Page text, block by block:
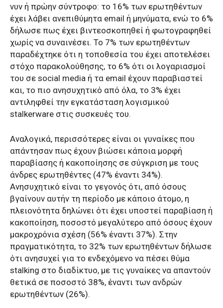
νυν ή πρώην σύντροφο: το 16% των ερωτηθέντων
έχει λάβει ανεπιθύμητα email ή μηνύματα, ενώ το 6%
δήλωσε πως έχει βιντεοσκοπηθεί ή φωτογραφηθεί
χωρίς να συναινέσει. Το 7% των ερωτηθέντων
παραδέχτηκε ότι η τοποθεσία του έχει αποτελέσει
στόχο παρακολούθησης, το 6% ότι οι λογαριασμοί
του σε social media ή τα email έχουν παραβιαστεί
και, το πιο ανησυχητικό από όλα, το 3% έχει
αντιληφθεί την εγκατάσταση λογισμικού
stalkerware στις συσκευές του.
Αναλογικά, περισσότερες είναι οι γυναίκες που
απάντησαν πως έχουν βιώσει κάποια μορφή
παραβίασης ή κακοποίησης σε σύγκριση με τους
άνδρες ερωτηθέντες (47% έναντι 34%).
Ανησυχητικό είναι το γεγονός ότι, από όσους
βγαίνουν αυτήν τη περίοδο με κάποιο άτομο, η
πλειονότητα δηλώνει ότι έχει υποστεί παραβίαση ή
κακοποίηση, ποσοστό μεγαλύτερο από όσους έχουν
μακροχρόνια σχέση (56% έναντι 37%). Στην
πραγματικότητα, το 32% των ερωτηθέντων δήλωσε
ότι ανησυχεί για το ενδεχόμενο να πέσει θύμα
stalking στο διαδίκτυο, με τις γυναίκες να απαντούν
θετικά σε ποσοστό 38%, έναντι των ανδρών
ερωτηθέντων (26%).